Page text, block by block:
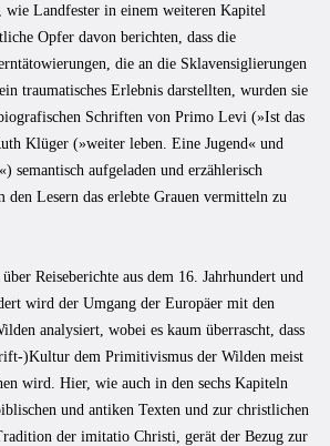
wie Landfester in einem weiteren Kapitel
Opfer davon berichten, dass die
die an die Sklavensiglierungen
traumatisches Erlebnis darstellten, wurden sie
Schriften von Primo Levi (»Ist das
Klüger (»weiter leben. Eine Jugend« und
semantisch aufgeladen und erzählerisch
den Lesern das erlebte Grauen vermitteln zu
Reiseberichte aus dem 16. Jahrhundert und
wird der Umgang der Europäer mit den
analysiert, wobei es kaum überrascht, dass
)Kultur dem Primitivismus der Wilden meist
wird. Hier, wie auch in den sechs Kapiteln
und antiken Texten und zur christlichen
der imitatio Christi, gerät der Bezug zur